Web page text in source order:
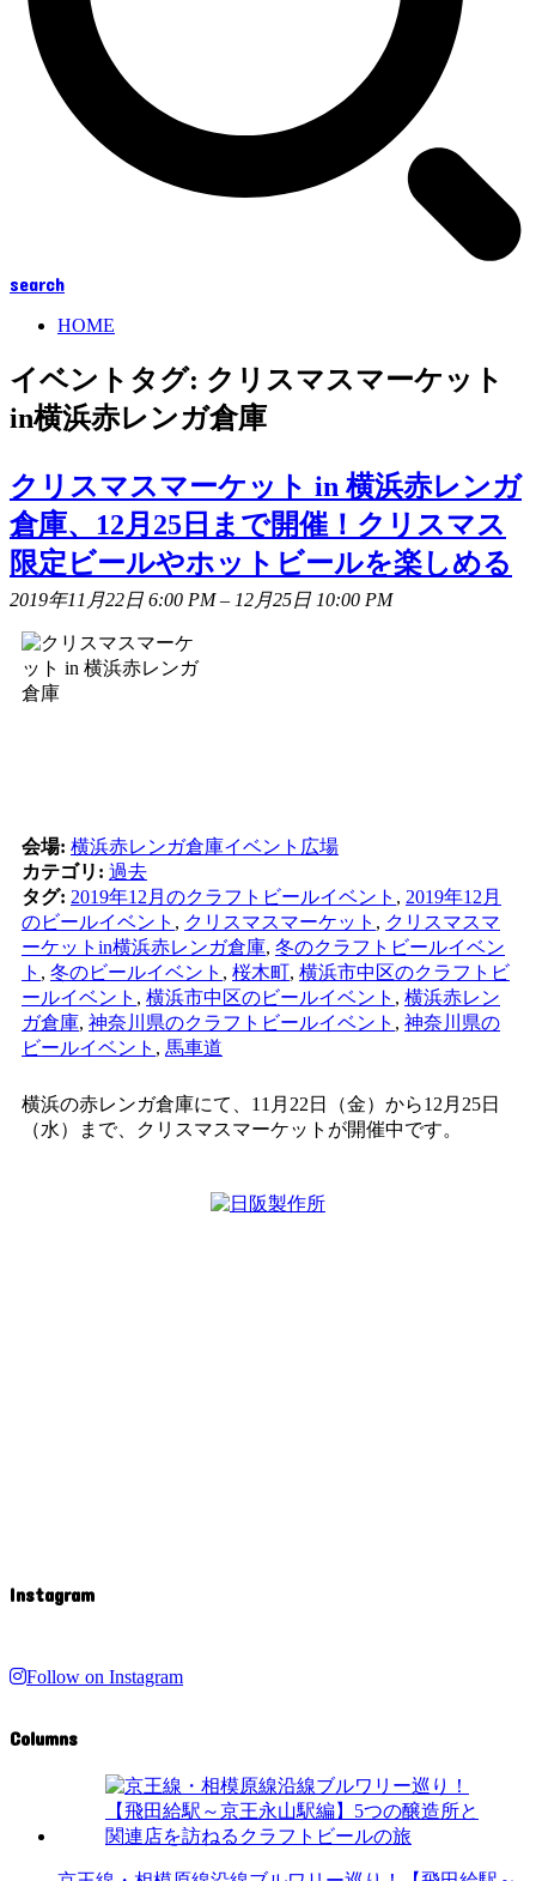
search
HOME
イベントタグ: クリスマスマーケット
in横浜赤レンガ倉庫
クリスマスマーケット in 横浜赤レンガ
倉庫、12月25日まで開催！クリスマス
限定ビールやホットビールを楽しめる
2019年11月22日 6:00 PM– 12月25日 10:00 PM
会場: 横浜赤レンガ倉庫イベント広場
カテゴリ: 過去
タグ: 2019年12月のクラフトビールイベント , 2019年12月
のビールイベント , クリスマスマーケット , クリスマスマ
ーケットin横浜赤レンガ倉庫, 冬のクラフトビールイベン
ト , 冬のビールイベント , 桜木町, 横浜市中区のクラフトビ
ールイベント , 横浜市中区のビールイベント , 横浜赤レン
ガ倉庫, 神奈川県のクラフトビールイベント , 神奈川県の
ビールイベント , 馬車道
横浜の赤レンガ倉庫にて、11月22日（金）から12月25日
（水）まで、クリスマスマーケットが開催中です。
Instagram
Follow on Instagram
Columns